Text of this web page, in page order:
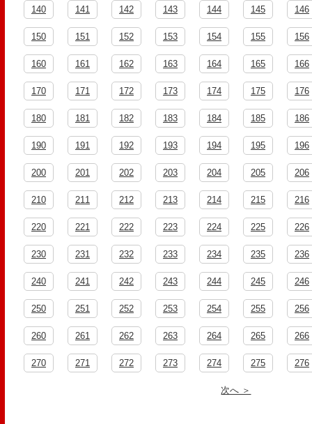
140 141 142 143 144 145 146
150 151 152 153 154 155 156
160 161 162 163 164 165 166
170 171 172 173 174 175 176
180 181 182 183 184 185 186
190 191 192 193 194 195 196
200 201 202 203 204 205 206
210 211 212 213 214 215 216
220 221 222 223 224 225 226
230 231 232 233 234 235 236
240 241 242 243 244 245 246
250 251 252 253 254 255 256
260 261 262 263 264 265 266
270 271 272 273 274 275 276
次へ ＞